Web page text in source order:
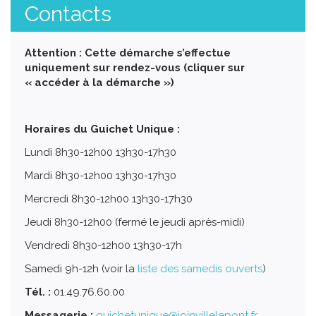
Contacts
Attention : Cette démarche s’effectue
uniquement sur rendez-vous (cliquer sur
« accéder à la démarche »)
Horaires du Guichet Unique :
Lundi 8h30-12h00 13h30-17h30
Mardi 8h30-12h00 13h30-17h30
Mercredi 8h30-12h00 13h30-17h30
Jeudi 8h30-12h00 (fermé le jeudi après-midi)
Vendredi 8h30-12h00 13h30-17h
Samedi 9h-12h (voir la liste des samedis ouverts)
Tél. : 01.49.76.60.00